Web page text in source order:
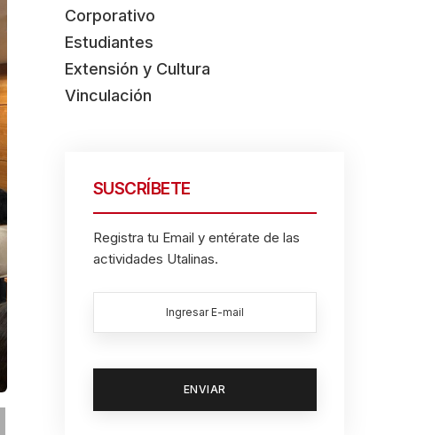
Corporativo
Estudiantes
Extensión y Cultura
Vinculación
SUSCRÍBETE
Registra tu Email y entérate de las
actividades Utalinas.